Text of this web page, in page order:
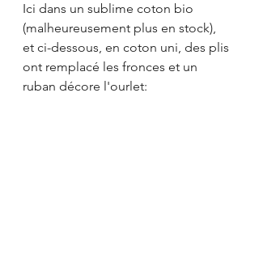
Ici dans un sublime coton bio
(malheureusement plus en stock),
et ci-dessous, en coton uni, des plis
ont remplacé les fronces et un
ruban décore l'ourlet: